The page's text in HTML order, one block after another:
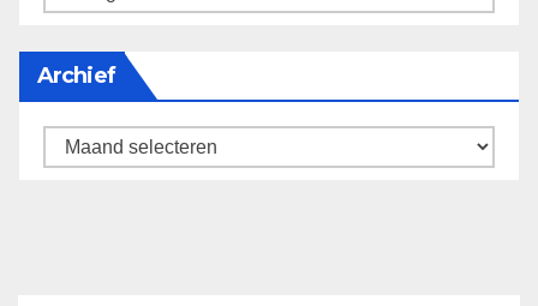
Archief
Archief